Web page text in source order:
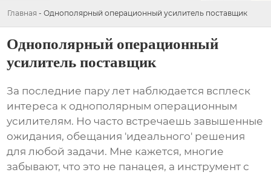
Главная - Однополярный операционный усилитель поставщик
Однополярный операционный
усилитель поставщик
За последние пару лет наблюдается всплеск
интереса к однополярным операционным
усилителям. Но часто встречаешь завышенные
ожидания, обещания 'идеального' решения
для любой задачи. Мне кажется, многие
забывают, что это не панацея, а инструмент с